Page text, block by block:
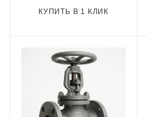
КУПИТЬ В 1 КЛИК